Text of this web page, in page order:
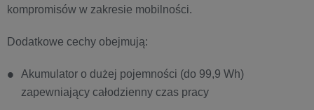
kompromisów w zakresie mobilności.
Dodatkowe cechy obejmują:
Akumulator o dużej pojemności (do 99,9 Wh)
zapewniający całodzienny czas pracy